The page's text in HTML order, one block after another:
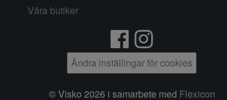
Våra butiker
Ändra inställingar för cookies
© Visko 2026 i samarbete med Flexicon